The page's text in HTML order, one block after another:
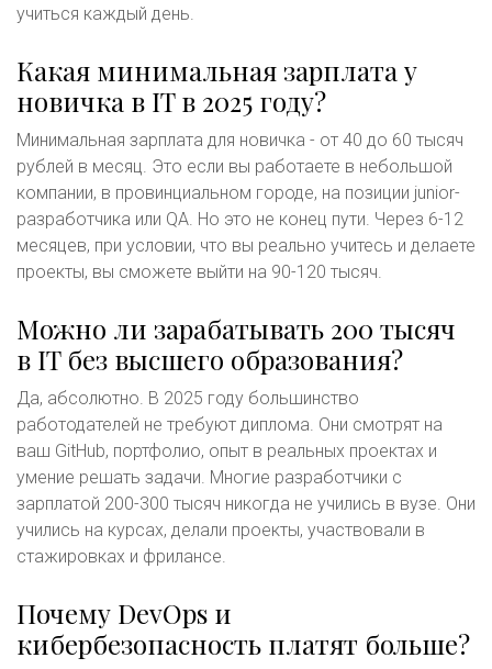
учиться каждый день.
Какая минимальная зарплата у
новичка в IT в 2025 году?
Минимальная зарплата для новичка - от 40 до 60 тысяч
рублей в месяц. Это если вы работаете в небольшой
компании, в провинциальном городе, на позиции junior-
разработчика или QA. Но это не конец пути. Через 6-12
месяцев, при условии, что вы реально учитесь и делаете
проекты, вы сможете выйти на 90-120 тысяч.
Можно ли зарабатывать 200 тысяч
в IT без высшего образования?
Да, абсолютно. В 2025 году большинство
работодателей не требуют диплома. Они смотрят на
ваш GitHub, портфолио, опыт в реальных проектах и
умение решать задачи. Многие разработчики с
зарплатой 200-300 тысяч никогда не учились в вузе. Они
учились на курсах, делали проекты, участвовали в
стажировках и фрилансе.
Почему DevOps и
кибербезопасность платят больше?